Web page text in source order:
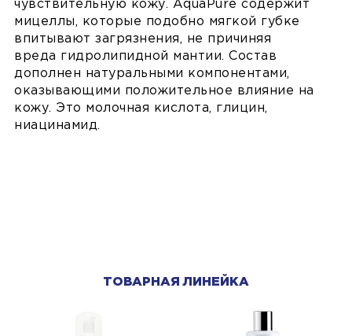
чувствительную кожу. AquaPure содержит
мицеллы, которые подобно мягкой губке
впитывают загрязнения, не причиняя
вреда гидролипидной мантии. Состав
дополнен натуральными компонентами,
оказывающими положительное влияние на
кожу. Это молочная кислота, глицин,
ниацинамид.
ТОВАРНАЯ ЛИНЕЙКА